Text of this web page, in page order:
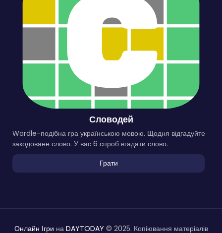
Словодей
Wordle-подібна гра українською мовою. Щодня відгадуйте
закодоване слово. У вас 6 спроб вгадати слово.
Грати
Онлайн Ігри на DAYTODAY © 2025. Копіювання матеріалів